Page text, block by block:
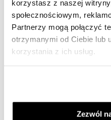
korzystasz z naszej
społecznościowym,
Partnerzy mogą połączyć
otrzymanymi od Ciebie lub
korzystania z ich usług.
Zezwól